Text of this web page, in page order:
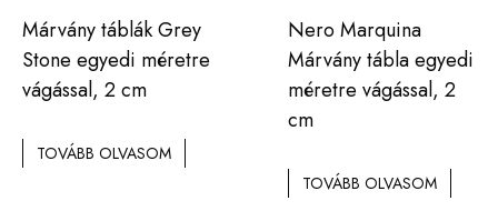
Márvány táblák Grey
Stone egyedi méretre
vágással, 2 cm
TOVÁBB OLVASOM
Nero Marquina
Márvány tábla egyedi
méretre vágással, 2
cm
TOVÁBB OLVASOM